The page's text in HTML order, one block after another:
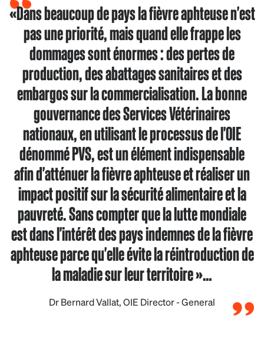
«Dans beaucoup de pays la fièvre aphteuse n'est
pas une priorité, mais quand elle frappe les
dommages sont énormes : des pertes de
production, des abattages sanitaires et des
embargos sur la commercialisation. La bonne
gouvernance des Services Vétérinaires
nationaux, en utilisant le processus de l'OIE
dénommé PVS, est un élément indispensable
afin d'atténuer la fièvre aphteuse et réaliser un
impact positif sur la sécurité alimentaire et la
pauvreté. Sans compter que la lutte mondiale
est dans l'intérêt des pays indemnes de la fièvre
aphteuse parce qu'elle évite la réintroduction de
la maladie sur leur territoire »…
Dr Bernard Vallat, OIE Director - General